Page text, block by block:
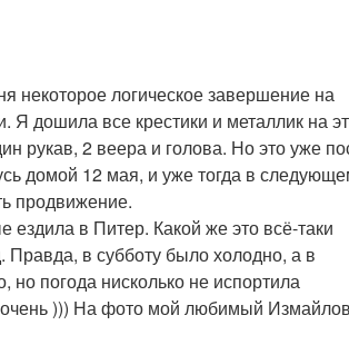
некоторое логическое завершение на
Я дошила все крестики и металлик на
рукав, 2 веера и голова. Но это уже
домой 12 мая, и уже тогда в
продвижение.
в Питер. Какой же это всё-таки
Правда, в субботу было холодно, а в
но погода нисколько не испортила
))) На фото мой любимый